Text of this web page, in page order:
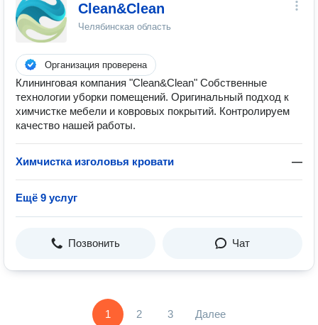
Clean&Clean
Челябинская область
Организация проверена
Клининговая компания "Clean&Clean" Собственные
технологии уборки помещений. Оригинальный подход к
химчистке мебели и ковровых покрытий. Контролируем
качество нашей работы.
Химчистка изголовья кровати —
Ещё 9 услуг
Позвонить Чат
1 2 3 Далее